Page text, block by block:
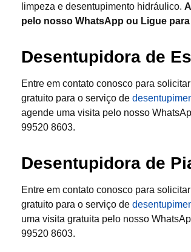
limpeza e desentupimento hidráulico.
pelo nosso WhatsApp ou Ligue para
Desentupidora de
Entre em contato conosco para
gratuito para o serviço de
agende uma visita pelo nosso
99520 8603.
Desentupidora de
Entre em contato conosco para
gratuito para o serviço de
uma visita gratuita pelo nosso
99520 8603.